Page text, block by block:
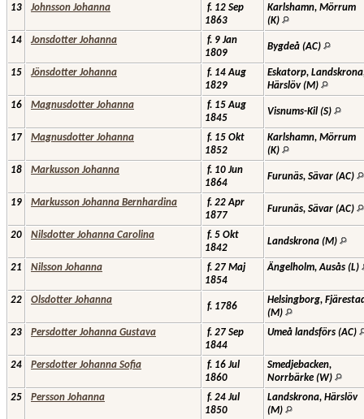
13 Johnsson Johanna
f. 12 Sep
1863
Karlshamn, Mörrum
(K)
14
Jonsdotter Johanna
f. 9 Jan
1809
Bygdeå (AC)
15 Jönsdotter Johanna
f. 14 Aug
1829
Eskatorp,
Härslöv (M)
16
Magnusdotter Johanna
f. 15 Aug
1845
Visnums-Kil (S)
17 Magnusdotter Johanna
f. 15 Okt
1852
Karlshamn, Mörrum
(K)
18
Markusson Johanna
f. 10 Jun
1864
Furunäs, Sävar (AC)
19 Markusson Johanna Bernhardina
f. 22 Apr
1877
Furunäs, Sävar (AC)
20 Nilsdotter Johanna Carolina
f. 5 Okt
1842
Landskrona (M)
21 Nilsson Johanna
f. 27 Maj
1854
Ängelholm, Ausås (L)
22 Olsdotter Johanna
f. 1786
Helsingborg,
(M)
23
Persdotter Johanna Gustava
f. 27 Sep
1844
Umeå landsförs (AC)
24 Persdotter Johanna Sofia
f. 16 Jul
1860
Smedjebacken,
Norrbärke (W)
25
Persson Johanna
f. 24 Jul
1850
Landskrona, Härslöv
(M)